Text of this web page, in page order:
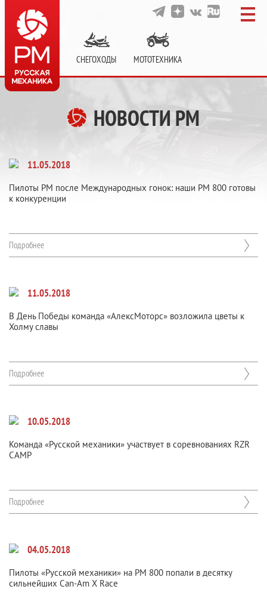
СНЕГОХОДЫ МОТОТЕХНИКА
НОВОСТИ РМ
11.05.2018
Пилоты РМ после Международных гонок: наши РМ 800 готовы
к конкуренции
Подробнее
11.05.2018
В День Победы команда «АлексМоторс» возложила цветы к
Холму славы
Подробнее
10.05.2018
Команда «Русской механики» участвует в соревнованиях RZR
CAMP
Подробнее
04.05.2018
Пилоты «Русской механики» на РМ 800 попали в десятку
сильнейших Can-Am X Race